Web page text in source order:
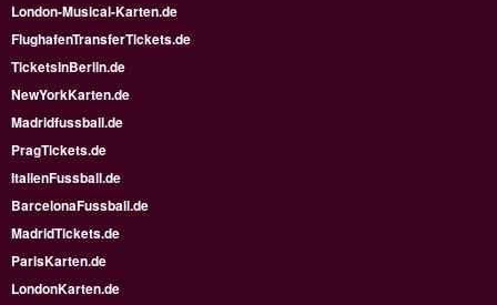
London-Musical-Karten.de
FlughafenTransferTickets.de
TicketsInBerlin.de
NewYorkKarten.de
Madridfussball.de
PragTickets.de
ItalienFussball.de
BarcelonaFussball.de
MadridTickets.de
ParisKarten.de
LondonKarten.de